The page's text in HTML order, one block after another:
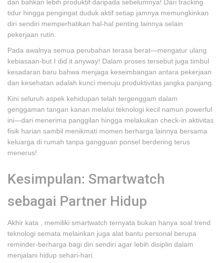
dan bahkan lebih produktif daripada sebelumnya! Dari tracking
tidur hingga pengingat duduk aktif setiap jamnya memungkinkan
diri sendiri memperhatikan hal-hal penting lainnya selain
pekerjaan rutin.
Pada awalnya semua perubahan terasa berat—mengatur ulang
kebiasaan-but I did it anyway! Dalam proses tersebut juga timbul
kesadaran baru bahwa menjaga keseimbangan antara pekerjaan
dan kesehatan adalah kunci menuju produktivitas jangka panjang.
Kini seluruh aspek kehidupan telah tergenggam dalam
genggaman tangan kanan melalui teknologi kecil namun powerful
ini—dari menerima panggilan hingga melakukan check-in aktivitas
fisik harian sambil menikmati momen berharga lainnya bersama
keluarga di rumah tanpa gangguan ponsel berdering terus
menerus!
Kesimpulan: Smartwatch
sebagai Partner Hidup
Akhir kata , memiliki smartwatch ternyata bukan hanya soal trend
teknologi semata melainkan juga alat bantu personal berupa
reminder-berharga bagi diri sendiri agar lebih disiplin dalam
menjalani hidup sehari-hari.